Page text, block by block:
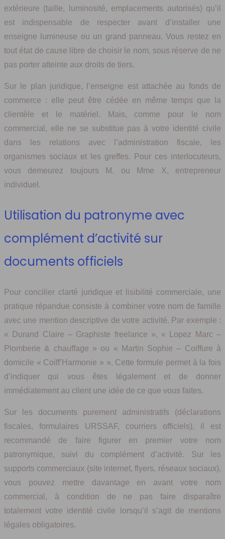
extérieure (taille, luminosité, emplacements autorisés) qu’il
est indispensable de respecter avant d’installer une
enseigne lumineuse ou un grand panneau. Vous restez en
tout état de cause libre de choisir le nom, sous réserve de ne
pas porter atteinte aux droits de tiers.
Sur le plan juridique, l’enseigne est attachée au fonds de
commerce : elle peut être cédée en même temps que la
clientèle et le matériel. Mais, comme pour le nom
commercial, elle ne se substitue pas à votre identité civile
dans les relations avec l’administration fiscale, les
organismes sociaux et les greffes. Pour ces interlocuteurs,
vous demeurez toujours M. ou Mme X, entrepreneur
individuel.
Utilisation du patronyme avec
complément d’activité sur
documents officiels
Pour concilier clarté juridique et lisibilité commerciale, une
pratique répandue consiste à combiner votre nom de famille
avec une mention descriptive de votre activité. Par exemple :
« Durand Claire – Graphiste freelance », « Lopez Marc –
Plomberie & chauffage » ou « Martin Sophie – Coiffure à
domicile « Coiff’Harmonie » ». Cette formule permet à la fois
d’indiquer qui vous êtes légalement et de donner
immédiatement au client une idée de ce que vous faites.
Sur les documents purement administratifs (déclarations
fiscales, formulaires URSSAF, courriers officiels), il est
recommandé de faire figurer en premier votre nom
patronymique, suivi du complément d’activité. Sur les
supports commerciaux (site internet, flyers, réseaux sociaux),
vous pouvez mettre davantage en avant votre nom
commercial, à condition de ne pas faire disparaître
totalement votre identité civile lorsqu’il s’agit de mentions
légales obligatoires.